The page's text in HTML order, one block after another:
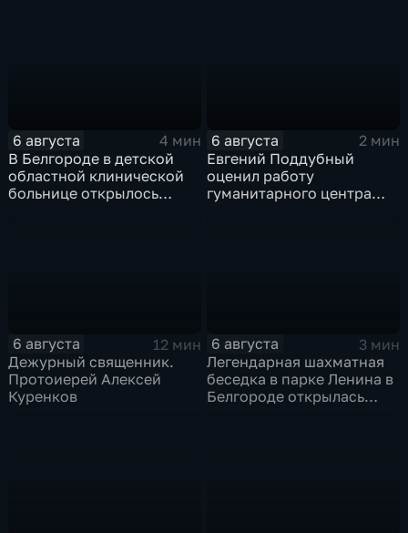
6 августа
4 мин
В Белгороде в детской
областной клинической
больнице открылось
6 августа
2 мин
Евгений Поддубный
оценил работу
гуманитарного центра
6 августа
12 мин
Дежурный священник.
Протоиерей Алексей
Куренков
6 августа
3 мин
Легендарная шахматная
беседка в парке Ленина в
Белгороде открылась